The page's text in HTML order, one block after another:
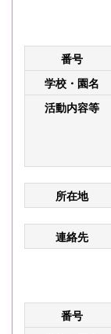
番号
学校・園名
活動内容等
所在地
連絡先
番号